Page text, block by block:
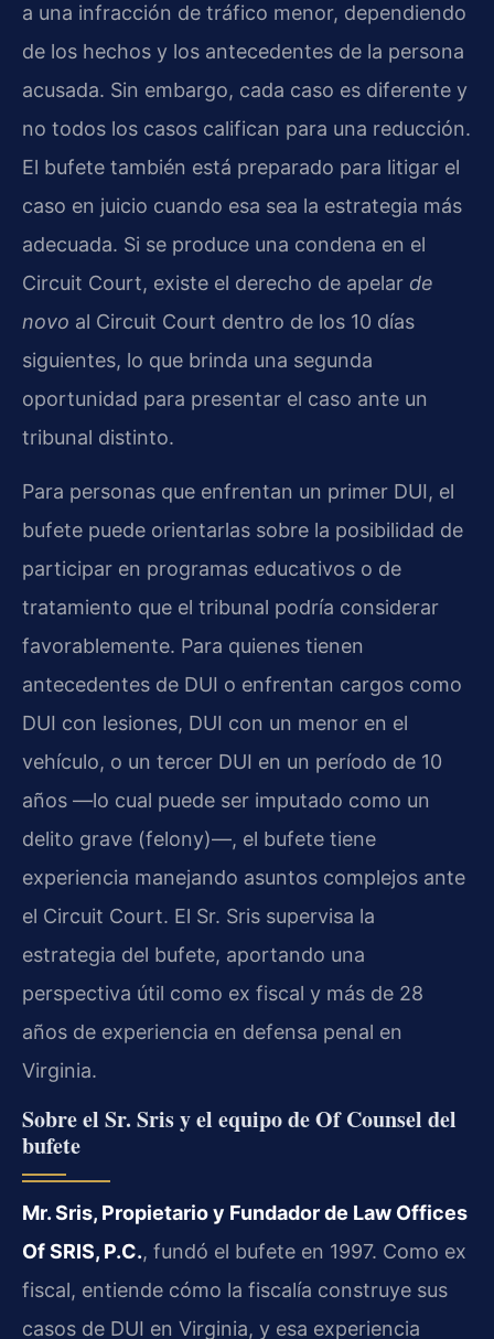
a una infracción de tráfico menor, dependiendo
de los hechos y los antecedentes de la persona
acusada. Sin embargo, cada caso es diferente y
no todos los casos califican para una reducción.
El bufete también está preparado para litigar el
caso en juicio cuando esa sea la estrategia más
adecuada. Si se produce una condena en el
Circuit Court, existe el derecho de apelar de
novo al Circuit Court dentro de los 10 días
siguientes, lo que brinda una segunda
oportunidad para presentar el caso ante un
tribunal distinto.
Para personas que enfrentan un primer DUI, el
bufete puede orientarlas sobre la posibilidad de
participar en programas educativos o de
tratamiento que el tribunal podría considerar
favorablemente. Para quienes tienen
antecedentes de DUI o enfrentan cargos como
DUI con lesiones, DUI con un menor en el
vehículo, o un tercer DUI en un período de 10
años —lo cual puede ser imputado como un
delito grave (felony)—, el bufete tiene
experiencia manejando asuntos complejos ante
el Circuit Court. El Sr. Sris supervisa la
estrategia del bufete, aportando una
perspectiva útil como ex fiscal y más de 28
años de experiencia en defensa penal en
Virginia.
Sobre el Sr. Sris y el equipo de Of Counsel del
bufete
Mr. Sris, Propietario y Fundador de Law Offices
Of SRIS, P.C., fundó el bufete en 1997. Como ex
fiscal, entiende cómo la fiscalía construye sus
casos de DUI en Virginia, y esa experiencia